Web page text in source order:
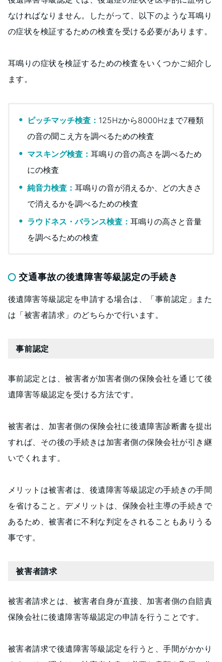
なければなりません。したがって、以下のような耳鳴り
の症状を検証するための検査を受ける必要があります。
耳鳴りの症状を検証するための検査をいくつかご紹介し
ます。
ピッチマッチ検査： 125Hzから8000Hzまで7種類
の音の聞こえ方を調べるための検査
マスキング検査： 耳鳴りの音の高さを調べるため
にの検査
純音力検査： 耳鳴りの音が消えるか、どの大きさ
で消えるかを調べるための検査
ラウドネス・バランス検査： 耳鳴りの高さと音量
を調べるための検査
交通事故の後遺障害等級認定の手続き
後遺障害等級認定を申請する場合は、「事前認定」また
は「被害者請求」のどちらかで行います。
事前認定
事前認定とは、被害者が加害者側の保険会社を通じて後
遺障害等級認定を受ける方法です。
被害者は、加害者側の保険会社に後遺障害診断書を提出
すれば、その後の手続きは加害者側の保険会社が引き継
いでくれます。
メリットは被害者は、後遺障害等級認定の手続きの手間
を省けること。デメリットは、保険会社主導の手続きで
あるため、被害者に不利な判定をされることもありうる
事です。
被害者請求
被害者請求とは、被害者自身が直接、加害者側の自賠責
保険会社に後遺障害等級認定の申請を行うことです。
被害者請求で後遺障害等級認定を行うと、手間がかかり